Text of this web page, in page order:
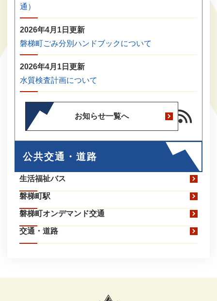
通）
2026年4月1日更新
磐梯町ごみ分別ハンドブックについて
2026年4月1日更新
水質検査計画について
お知らせ一覧へ
公共交通・道路
生活福祉バス
磐梯町駅
磐梯町オンデマンド交通
交通・道路